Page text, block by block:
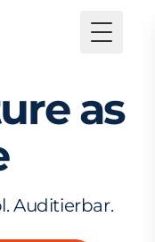
Toggle
as
Auditierbar.